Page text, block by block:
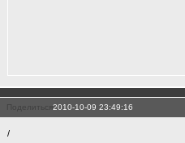
Поделиться2010-10-09 23:49:16
/